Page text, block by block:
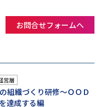
お問合せフォームへ
営層
組織づくり研修～ＯＯＤ
達成する編